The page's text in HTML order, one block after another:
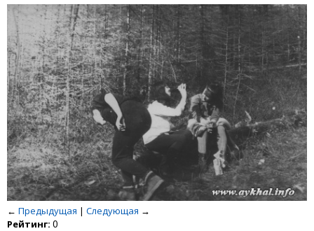
← Предыдущая | Следующая →
Рейтинг: 0